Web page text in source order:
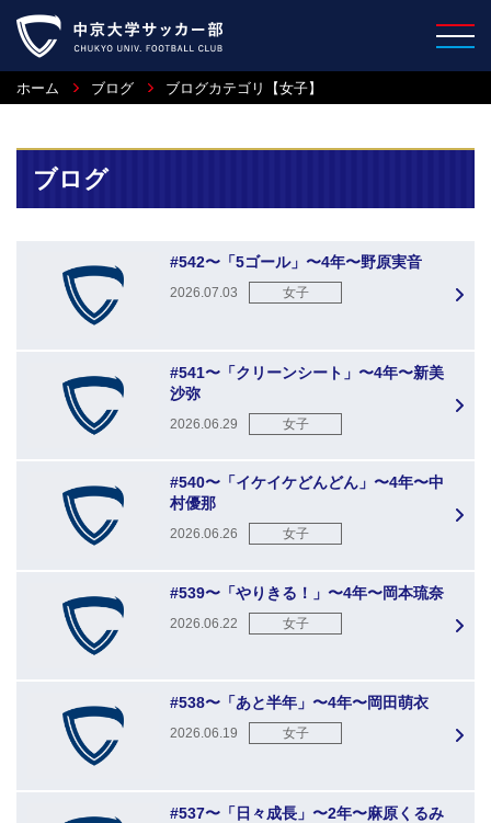
ホーム ブログ ブログカテゴリ【女子】
ブログ
#542〜「5ゴール」〜4年〜野原実音
2026.07.03 女子
#541〜「クリーンシート」〜4年〜新美
沙弥
2026.06.29 女子
#540〜「イケイケどんどん」〜4年〜中
村優那
2026.06.26 女子
#539〜「やりきる！」〜4年〜岡本琉奈
2026.06.22 女子
#538〜「あと半年」〜4年〜岡田萌衣
2026.06.19 女子
#537〜「日々成長」〜2年〜麻原くるみ